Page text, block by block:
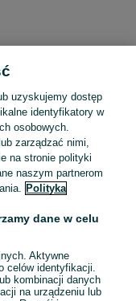
dostępne
uzyskujemy dostęp
identyfikatory w
osobowych.
zarządzać nimi,
na stronie polityki
naszym partnerom
Polityka
dane w celu
Aktywne
celów identyfikacji.
kombinacji danych
na urządzeniu lub